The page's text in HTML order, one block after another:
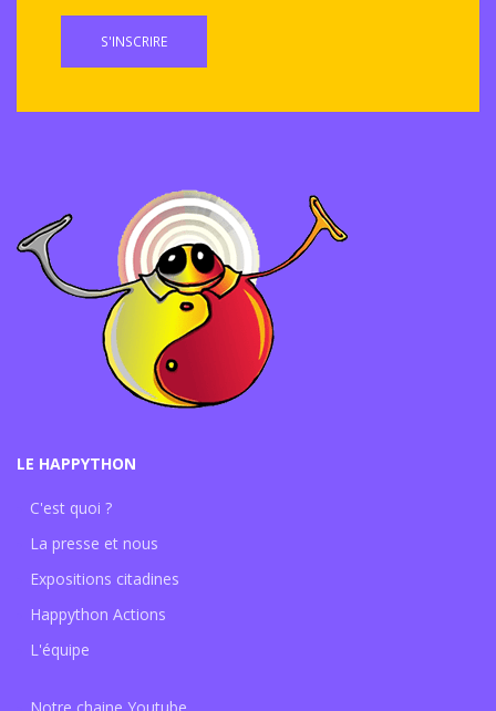
S'INSCRIRE
LE HAPPYTHON
C'est quoi ?
La presse et nous
Expositions citadines
Happython Actions
L'équipe